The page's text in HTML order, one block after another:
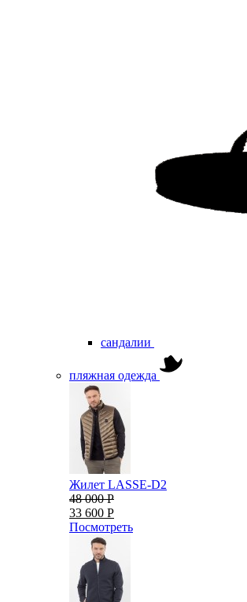
сандалии
пляжная одежда
Жилет LASSE-D2
48 000 Р
33 600 Р
Посмотреть